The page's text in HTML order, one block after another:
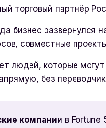
торговый партнёр
бизнес развернулся
совместные
людей, которые
без
компании в Fortune